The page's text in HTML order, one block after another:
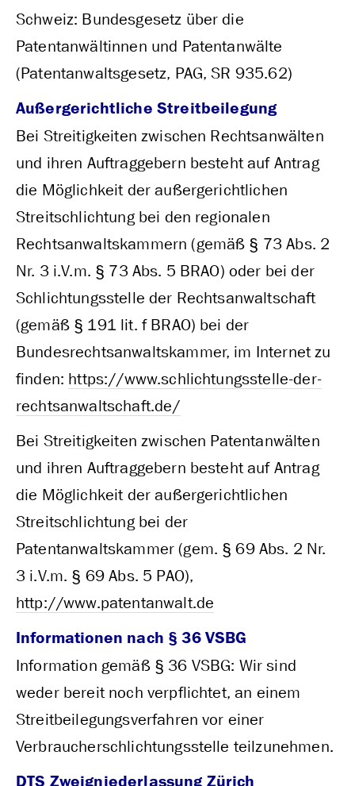
Schweiz: Bundesgesetz über die
Patentanwältinnen und Patentanwälte
(Patentanwaltsgesetz, PAG, SR 935.62)
Außergerichtliche Streitbeilegung
Bei Streitigkeiten zwischen Rechtsanwälten
und ihren Auftraggebern besteht auf Antrag
die Möglichkeit der außergerichtlichen
Streitschlichtung bei den regionalen
Rechtsanwaltskammern (gemäß § 73 Abs. 2
Nr. 3 i.V.m. § 73 Abs. 5 BRAO) oder bei der
Schlichtungsstelle der Rechtsanwaltschaft
(gemäß § 191 lit. f BRAO) bei der
Bundesrechtsanwaltskammer, im Internet zu
finden: https://www.schlichtungsstelle-der-
rechtsanwaltschaft.de/
Bei Streitigkeiten zwischen Patentanwälten
und ihren Auftraggebern besteht auf Antrag
die Möglichkeit der außergerichtlichen
Streitschlichtung bei der
Patentanwaltskammer (gem. § 69 Abs. 2 Nr.
3 i.V.m. § 69 Abs. 5 PAO),
http://www.patentanwalt.de
Informationen nach § 36 VSBG
Information gemäß § 36 VSBG: Wir sind
weder bereit noch verpflichtet, an einem
Streitbeilegungsverfahren vor einer
Verbraucherschlichtungsstelle teilzunehmen.
DTS Zweigniederlassung Zürich